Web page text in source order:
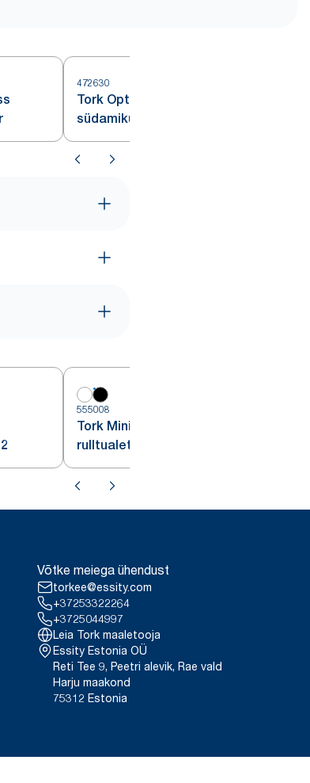
472630
Tork OptiServe® Coreless
südamikuta tualettpaber
555008
Tork Mini Jumbo must
rulltualettpaberi jaotur T2
Võtke meiega ühendust
torkee@essity.com
+37253322264
+3725044997
Leia Tork maaletooja
Essity Estonia OÜ
Reti Tee 9, Peetri alevik, Rae vald
Harju maakond
75312 Estonia